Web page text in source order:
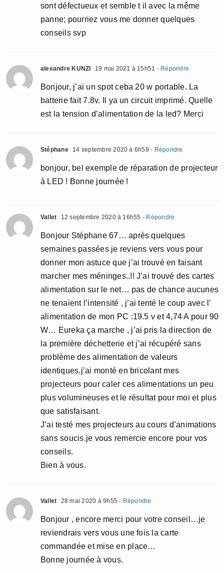
sont défectueux et semble t il avec la même
panne; pourriez vous me donner quelques
conseils svp
alexandre KUNZI 19 mai 2021 à 15h51 - Répondre
Bonjour, j’ai un spot ceba 20 w portable. La
batterie fait 7.8v. Il ya un circuit imprimé. Quelle
est la tension d’alimentation de la led? Merci
Stéphane 14 septembre 2020 à 6h58- Répondre
bonjour, bel exemple de réparation de projecteur
à LED ! Bonne journée !
Vallet 12 septembre 2020 à 16h55 - Répondre
Bonjour Stéphane 67… après quelques
semaines passées je reviens vers vous pour
donner mon astuce que j’ai trouvé en faisant
marcher mes méninges..!! J’ai trouvé des cartes
alimentation sur le net… pas de chance aucunes
ne tenaient l’intensité , j’ai tenté le coup avec l’
alimentation de mon PC :19.5 v et 4,74 A pour 90
W… Eureka ça marche , j’ai pris la direction de
la première déchetterie et j’ai récupéré sans
problème des alimentation de valeurs
identiques.j’ai monté en bricolant mes
projecteurs pour caler ces alimentations un peu
plus volumineuses et le résultat pour moi et plus
que satisfaisant.
J’ai testé mes projecteurs au cours d’animations
sans soucis.je vous remercie encore pour vos
conseils.
Bien à vous.
Vallet 28 mai 2020 à 9h55 - Répondre
Bonjour , encore merci pour votre conseil…je
reviendrais vers vous une fois la carte
commandée et mise en place…
Bonne journée à vous.